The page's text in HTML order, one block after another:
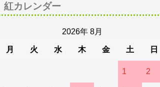
紅カレンダー
2026年 8月
月 火 水 木 金 土 日
1 2